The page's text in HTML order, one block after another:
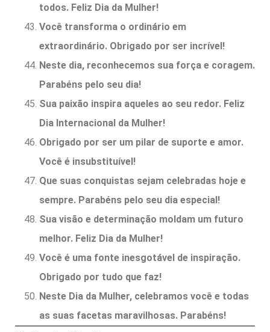
todos. Feliz Dia da Mulher!
Você transforma o ordinário em
extraordinário. Obrigado por ser incrível!
Neste dia, reconhecemos sua força e coragem.
Parabéns pelo seu dia!
Sua paixão inspira aqueles ao seu redor. Feliz
Dia Internacional da Mulher!
Obrigado por ser um pilar de suporte e amor.
Você é insubstituível!
Que suas conquistas sejam celebradas hoje e
sempre. Parabéns pelo seu dia especial!
Sua visão e determinação moldam um futuro
melhor. Feliz Dia da Mulher!
Você é uma fonte inesgotável de inspiração.
Obrigado por tudo que faz!
Neste Dia da Mulher, celebramos você e todas
as suas facetas maravilhosas. Parabéns!